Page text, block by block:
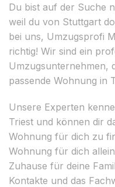
Du bist auf der Suche
weil du von Stuttgart
bei uns, Umzugsprofi
richtig! Wir sind ein
Umzugsunternehmen,
passende Wohnung in
Unsere Experten
Triest und können dir
Wohnung für dich zu
Wohnung für dich
Zuhause für deine
Kontakte und das